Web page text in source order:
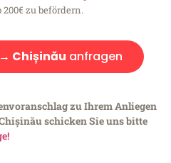
200€ zu befördern.
Chișinău anfragen
zu Ihrem Anliegen
schicken Sie uns bitte